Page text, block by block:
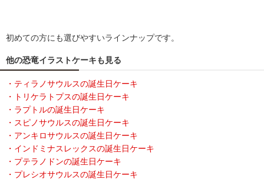
初めての方にも選びやすいラインナップです。
他の恐竜イラストケーキも見る
・ティラノサウルスの誕生日ケーキ
・トリケラトプスの誕生日ケーキ
・ラプトルの誕生日ケーキ
・スピノサウルスの誕生日ケーキ
・アンキロサウルスの誕生日ケーキ
・インドミナスレックスの誕生日ケーキ
・プテラノドンの誕生日ケーキ
・プレシオサウルスの誕生日ケーキ